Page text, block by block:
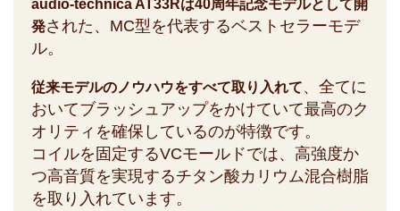
audio-technica AT33Rは40周年記念モデルとして開
発された、MC型を代表するベストセラーモデ
ル。
従来モデルのノウハウをすべて取り入れて、全てに
おいてブラッシュアップをかけていて最高のク
オリティを確保しているのが特徴です。
コイルを固定するVCモールドでは、高強度か
つ高音質を実現するチタン酸カリウム混合樹脂
を取り入れています。